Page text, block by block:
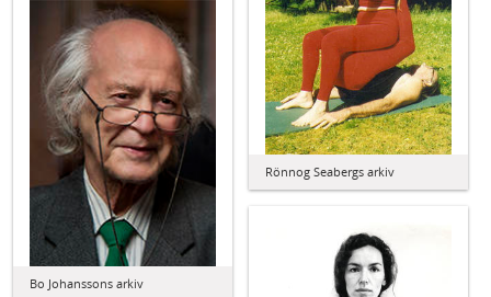
Rönnog Seabergs arkiv
Bo Johanssons arkiv